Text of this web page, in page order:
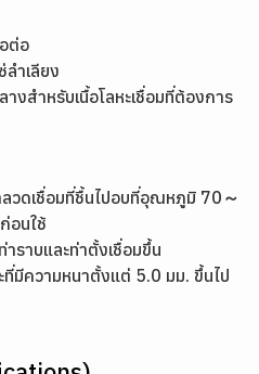
ต่อ
ำเลียง
งสำหรับเนื้อโลหะเชื่อมที่ต้องการ
ลวดเชื่อมที่ชื้นไปอบที่อุณหภูมิ 70～
อนใช้
าราบและท่าตั้งเชื่อมขึ้น
ที่มีความหนาตั้งแต่ 5.0 มม. ขึ้นไป